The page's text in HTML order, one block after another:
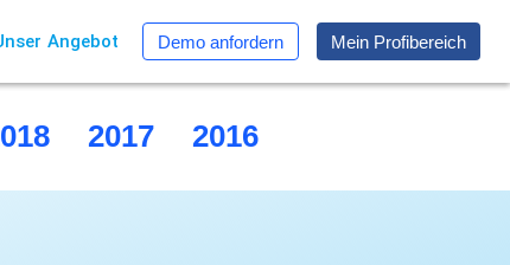
Angebot Demo anfordern Mein Profibereich
2017 2016